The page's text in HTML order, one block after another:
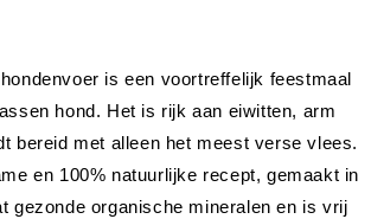
is een voortreffelijk feestmaal
hond. Het is rijk aan eiwitten, arm
bereid met alleen het meest verse vlees.
en 100% natuurlijke recept, gemaakt in
gezonde organische mineralen en is vrij